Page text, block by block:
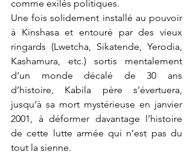
comme exilés politiques.
Une fois solidement installé au pouvoir
à Kinshasa et entouré par des vieux
ringards (Lwetcha, Sikatende, Yerodia,
Kashamura, etc.) sortis mentalement
d’un monde décalé de 30 ans
d’histoire, Kabila père s’évertuera,
jusqu’à sa mort mystérieuse en janvier
2001, à déformer davantage l’histoire
de cette lutte armée qui n’est pas du
tout la sienne.